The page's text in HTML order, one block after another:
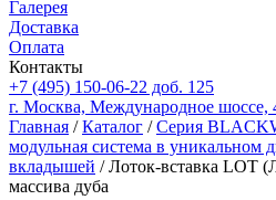
Галерея
Доставка
Оплата
Контакты
+7 (495) 150-06-22 доб. 125
г. Москва, Международное шоссе,
Главная /Каталог /Серия
модульная система в уникальном
вкладышей / Лоток-вставка LOT
массива дуба